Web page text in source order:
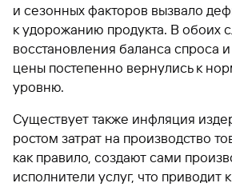
и сезонных факторов вызвало
к удорожанию продукта. В обоих
восстановления баланса спроса
цены постепенно вернулись к
уровню.
Существует также инфляция
ростом затрат на производство
как правило, создают сами
исполнители услуг, что приводит